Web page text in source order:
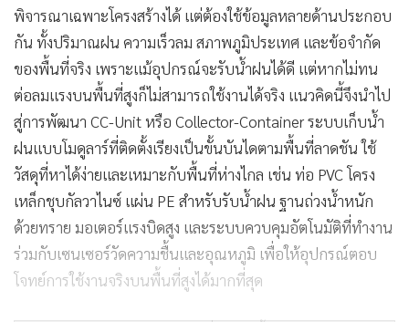
พิจารณาเฉพาะโครงสร้างได้ แต่ต้องใช้ข้อมูลหลายด้านประกอบ
กัน ทั้งปริมาณฝน ความเร็วลม สภาพภูมิประเทศ และข้อจำกัด
ของพื้นที่จริง เพราะแม้อุปกรณ์จะรับน้ำฝนได้ดี แต่หากไม่ทน
ต่อลมแรงบนพื้นที่สูงก็ไม่สามารถใช้งานได้จริง แนวคิดนี้จึงนำไป
สู่การพัฒนา CC-Unit หรือ Collector-Container ระบบเก็บน้ำ
ฝนแบบโมดูลาร์ที่ติดตั้งเรียงเป็นขั้นบันไดตามพื้นที่ลาดชัน ใช้
วัสดุที่หาได้ง่ายและเหมาะกับพื้นที่ห่างไกล เช่น ท่อ PVC โครง
เหล็กชุบกัลวาไนซ์ แผ่น PE สำหรับรับน้ำฝน ฐานถ่วงน้ำหนัก
ด้วยทราย มอเตอร์แรงบิดสูง และระบบควบคุมอัตโนมัติที่ทำงาน
ร่วมกับเซนเซอร์วัดความชื้นและอุณหภูมิ เพื่อให้อุปกรณ์ตอบ
โจทย์การใช้งานจริงบนพื้นที่สูงได้มากที่สุด